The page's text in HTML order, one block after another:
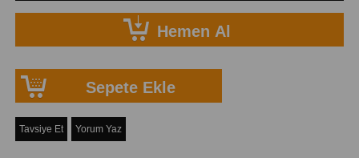
Tavsiye Et Yorum Yaz